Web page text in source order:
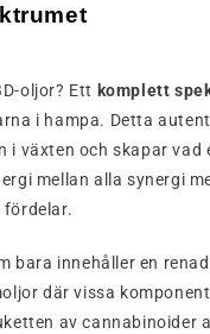
oljor? Ett komplett
i hampa. Detta
växten och skapar vad
mellan alla synergi
fördelar.
bara innehåller en
där vissa
av cannabinoider